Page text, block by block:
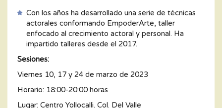
Con los años ha desarrollado una serie de técnicas
actorales conformando EmpoderArte, taller
enfocado al crecimiento actoral y personal. Ha
impartido talleres desde el 2017.
Sesiones:
Viernes 10, 17 y 24 de marzo de 2023
Horario: 18:00-20:00 horas
Lugar: Centro Yollocalli. Col. Del Valle